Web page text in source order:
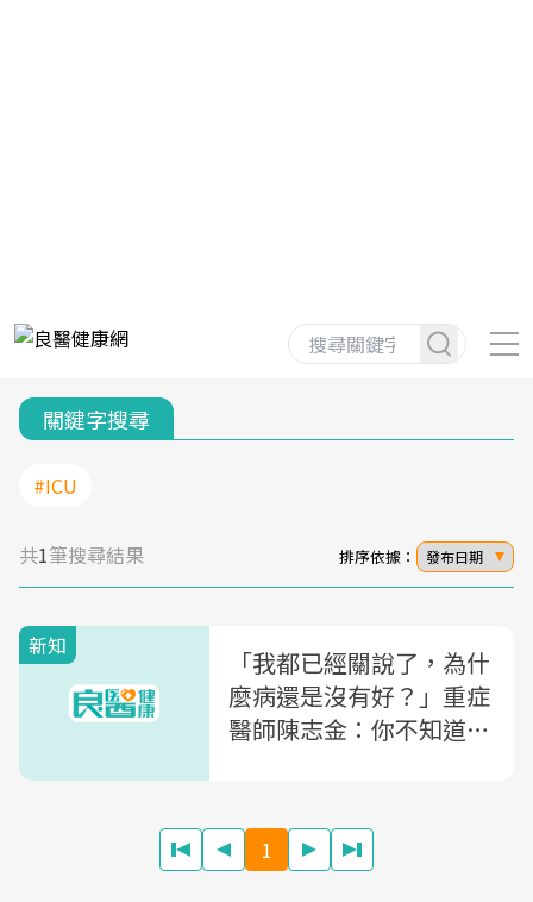
關鍵字搜尋
#ICU
共1筆搜尋結果 排序依據： 發布日期
新知
「我都已經關說了，為什
麼病還是沒有好？」重症
醫師陳志金：你不知道的
1